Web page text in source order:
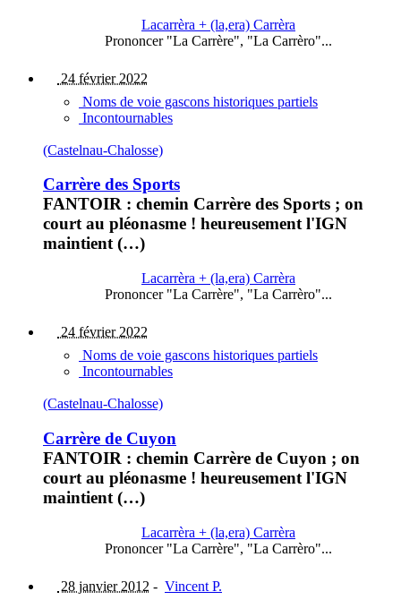
Lacarrèra + (la,era) Carrèra
Prononcer "La Carrère", "La Carrèro"...
24 février 2022
Noms de voie gascons historiques partiels
Incontournables
(Castelnau-Chalosse)
Carrère des Sports
FANTOIR : chemin Carrère des Sports ; on
court au pléonasme ! heureusement l'IGN
maintient (…)
Lacarrèra + (la,era) Carrèra
Prononcer "La Carrère", "La Carrèro"...
24 février 2022
Noms de voie gascons historiques partiels
Incontournables
(Castelnau-Chalosse)
Carrère de Cuyon
FANTOIR : chemin Carrère de Cuyon ; on
court au pléonasme ! heureusement l'IGN
maintient (…)
Lacarrèra + (la,era) Carrèra
Prononcer "La Carrère", "La Carrèro"...
28 janvier 2012 - Vincent P.